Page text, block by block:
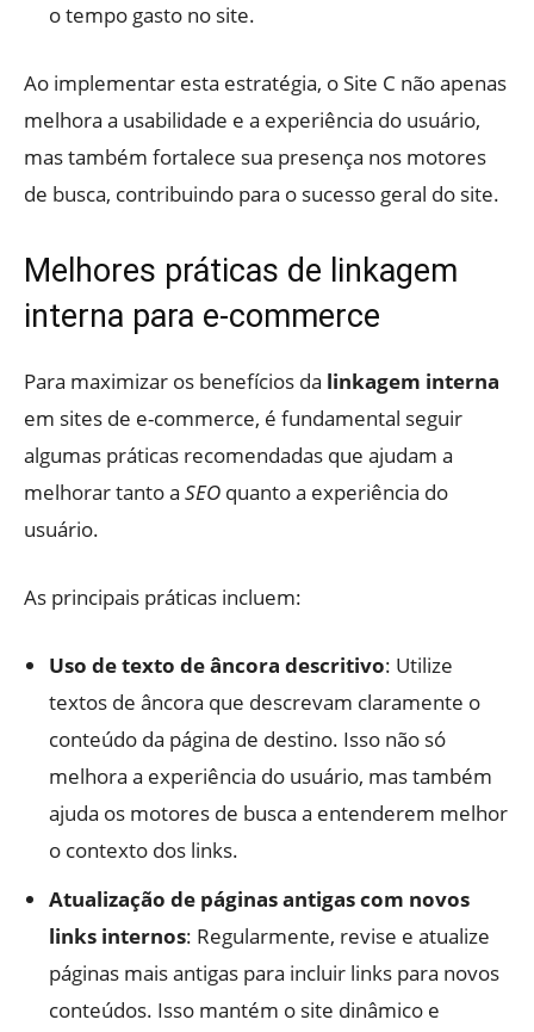
o tempo gasto no site.
Ao implementar esta estratégia, o Site C não apenas
melhora a usabilidade e a experiência do usuário,
mas também fortalece sua presença nos motores
de busca, contribuindo para o sucesso geral do site.
Melhores práticas de linkagem
interna para e-commerce
Para maximizar os benefícios da linkagem interna
em sites de e-commerce, é fundamental seguir
algumas práticas recomendadas que ajudam a
melhorar tanto a SEO quanto a experiência do
usuário.
As principais práticas incluem:
Uso de texto de âncora descritivo: Utilize
textos de âncora que descrevam claramente o
conteúdo da página de destino. Isso não só
melhora a experiência do usuário, mas também
ajuda os motores de busca a entenderem melhor
o contexto dos links.
Atualização de páginas antigas com novos
links internos: Regularmente, revise e atualize
páginas mais antigas para incluir links para novos
conteúdos. Isso mantém o site dinâmico e